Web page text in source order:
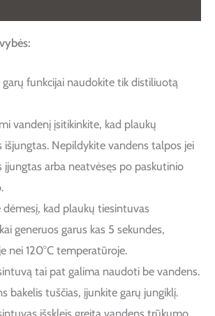
funkcijai naudokite tik distiliuotą
vandenį įsitikinkite, kad plaukų
išjungtas. Nepildykite vandens talpos jei
įjungtas arba neatvėsęs po paskutinio
dėmesį, kad plaukų tiesintuvas
generuos garus kas 5 sekundes,
nei 120°C temperatūroje.
tai pat galima naudoti be vandens.
bakelis tuščias, įjunkite garų jungiklį.